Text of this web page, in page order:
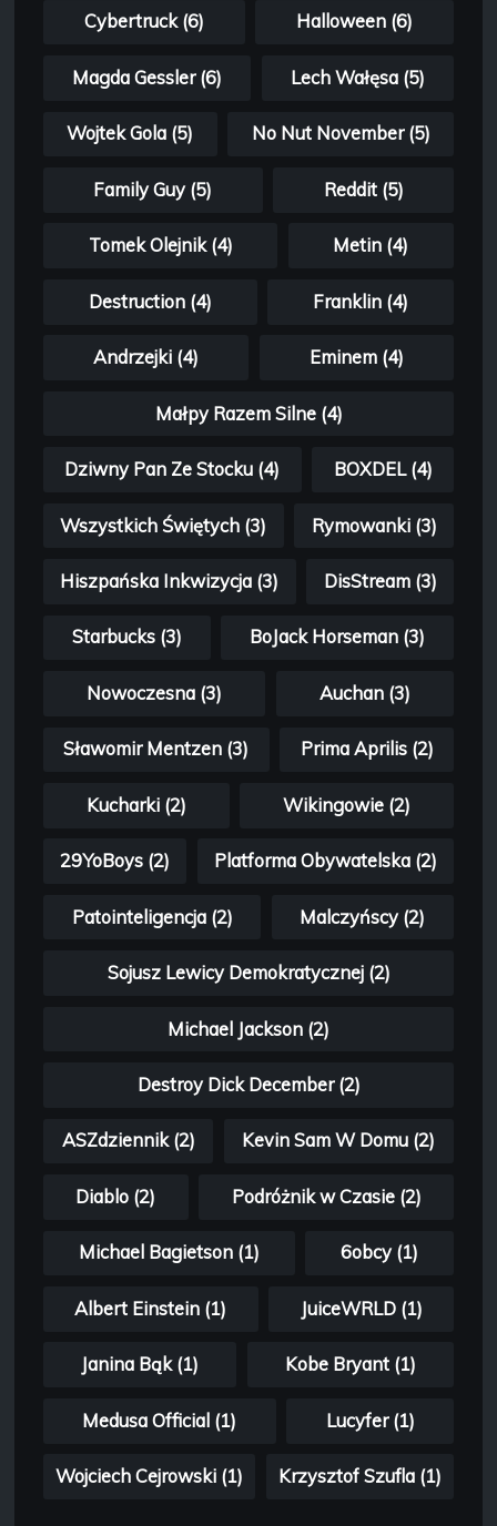
Cybertruck (6) Halloween (6)
Magda Gessler (6) Lech Wałęsa (5)
Wojtek Gola (5) No Nut November (5)
Family Guy (5) Reddit (5)
Tomek Olejnik (4) Metin (4)
Destruction (4) Franklin (4)
Andrzejki (4) Eminem (4)
Małpy Razem Silne (4)
Dziwny Pan Ze Stocku (4) BOXDEL (4)
Wszystkich Świętych (3) Rymowanki (3)
Hiszpańska Inkwizycja (3) DisStream (3)
Starbucks (3) BoJack Horseman (3)
Nowoczesna (3) Auchan (3)
Sławomir Mentzen (3) Prima Aprilis (2)
Kucharki (2) Wikingowie (2)
29YoBoys (2) Platforma Obywatelska (2)
Patointeligencja (2) Malczyńscy (2)
Sojusz Lewicy Demokratycznej (2)
Michael Jackson (2)
Destroy Dick December (2)
ASZdziennik (2) Kevin Sam W Domu (2)
Diablo (2) Podróżnik w Czasie (2)
Michael Bagietson (1) 6obcy (1)
Albert Einstein (1) JuiceWRLD (1)
Janina Bąk (1) Kobe Bryant (1)
Medusa Official (1) Lucyfer (1)
Wojciech Cejrowski (1) Krzysztof Szufla (1)